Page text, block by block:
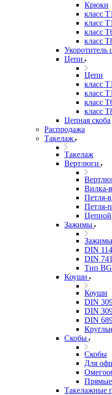
Крюки
класс
класс
класс
класс
Укоротитель
Цепи
Цепи
класс
класс
класс
класс
Цепная скоба
Распродажа
Такелаж
Такелаж
Вертлюги
Вилка-
Петля-
Петля-
Цепной
Зажимы
Зажимы
DIN
DIN 741
Тип BG
Коуши
Коуши
DIN
DIN
DIN
Скобы
Скобы
Для
Прямые
Такелажные